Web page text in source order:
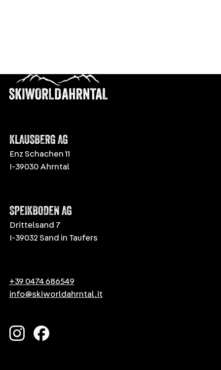
KLAUSBERG AG
Enz Schachen 11
I-39030 Ahrntal
SPEIKBODEN AG
Drittelsand 7
I-39032 Sand in Taufers
+39 0474 686549
info@skiworldahrntal.it